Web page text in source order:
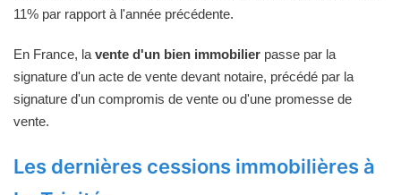
11% par rapport à l'année précédente.
En France, la vente d'un bien immobilier passe par la
signature d'un acte de vente devant notaire, précédé par la
signature d'un compromis de vente ou d'une promesse de
vente.
Les dernières cessions immobilières à